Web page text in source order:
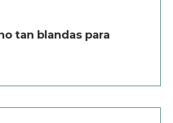
tan blandas para